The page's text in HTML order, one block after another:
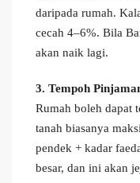
daripada rumah.
cecah 4–6%. Bila
akan naik lagi.
3. Tempoh
Rumah boleh dapat
tanah biasanya
pendek + kadar
besar, dan ini akan